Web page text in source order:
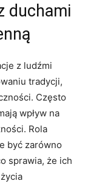
duchami
z ludźmi
tradycji,
Często
wpływ na
Rola
być zarówno
sprawia, że ich